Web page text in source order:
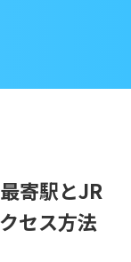
寄駅とJR
セス方法